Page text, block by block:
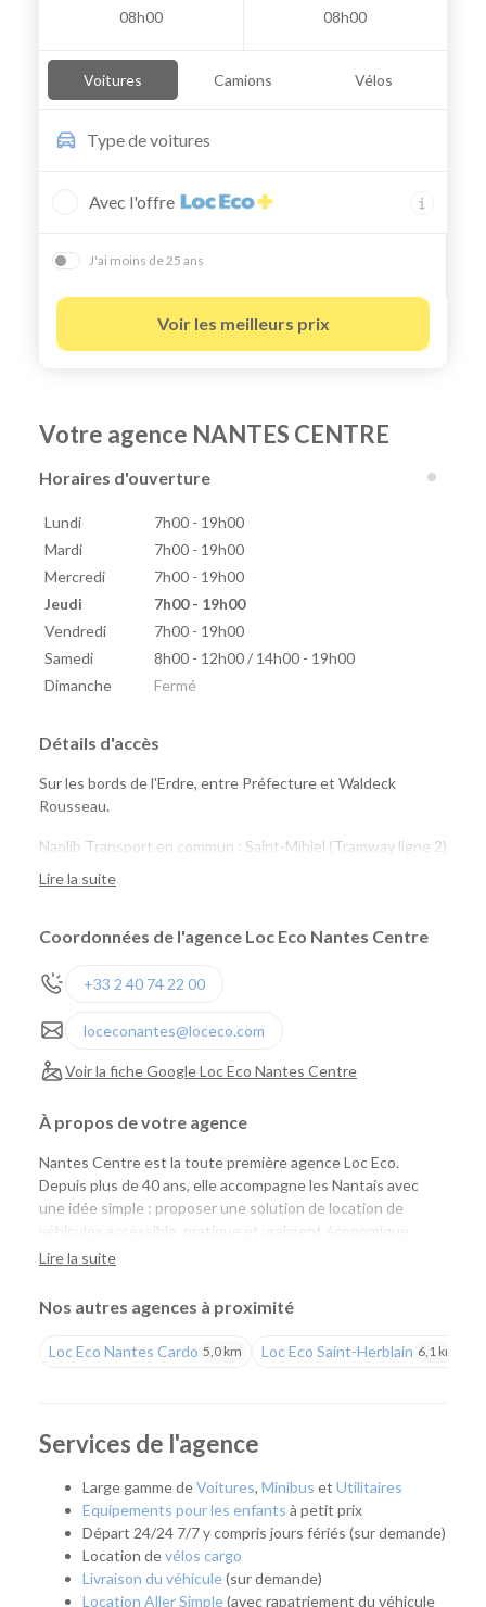
08h00
08h00
Voitures Camions Vélos
Type devoitures
Avec l'offre
J'ai moins de 25 ans
Voir les meilleurs prix
Votre agence NANTES CENTRE
Horaires d'ouverture
Lundi
7h00 - 19h00
Mardi
7h00 - 19h00
Mercredi
7h00 - 19h00
Jeudi
7h00 - 19h00
Vendredi
7h00 - 19h00
Samedi
8h00 - 12h00 / 14h00 - 19h00
Dimanche
Fermé
Détails d'accès
Sur les bords de l'Erdre, entre Préfecture et Waldeck
Rousseau.
Naolib Transport en commun : Saint-Mihiel (Tramway ligne 2)
marguerite : Saint Mihiel, Talensac, Quai de Versaille
Lire la suite
Coordonnées de l'agence Loc Eco Nantes Centre
+33 2 40 74 22 00
loceconantes@loceco.com
Voir la fiche Google Loc Eco Nantes Centre
À propos de votre agence
Nantes Centre est la toute première agence Loc Eco.
Depuis plus de 40 ans, elle accompagne les Nantais avec
une idée simple : proposer une solution de location de
véhicules accessible, pratique et vraiment économique.
Aujourd'hui, Loc Eco met à disposition près de 1 000
répondre aux besoins des particuliers comme des
professionnels.
Louer un véhicule uniquement lorsque vous en avez
tous ceux qui souhaitent disposer d'un véhicule
d'une voiture. Que ce soit pour partir en week-end,
transporter un meuble, effectuer un déménagement, partir
en vacances ou répondre à un besoin professionnel, vous
pouvez récupérer rapidement un véhicule adapté à votre
projet.
Lire la suite
Nos autres agences à proximité
Loc Eco Nantes Cardo 5,0 km Loc Eco Saint-Herblain 6,1 km
Services de l'agence
Large gamme deVoitures, Minibus et Utilitaires
Equipements pour les enfants à petit prix
Départ 24/24 7/7 y compris jours fériés (sur demande)
Location devélos cargo
Livraison du véhicule(sur demande)
Location Aller Simple(avec rapatriement du véhicule